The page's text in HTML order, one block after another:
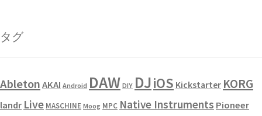
タグ
AbletonAKAI Android DAW DIY DJiOS Kickstarter KORG
landr Live MASCHINE Moog MPC Native Instruments Pioneer